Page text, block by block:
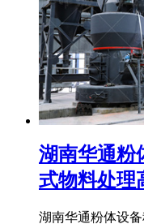
湖南华通粉
式物料处理
湖南华通粉体设